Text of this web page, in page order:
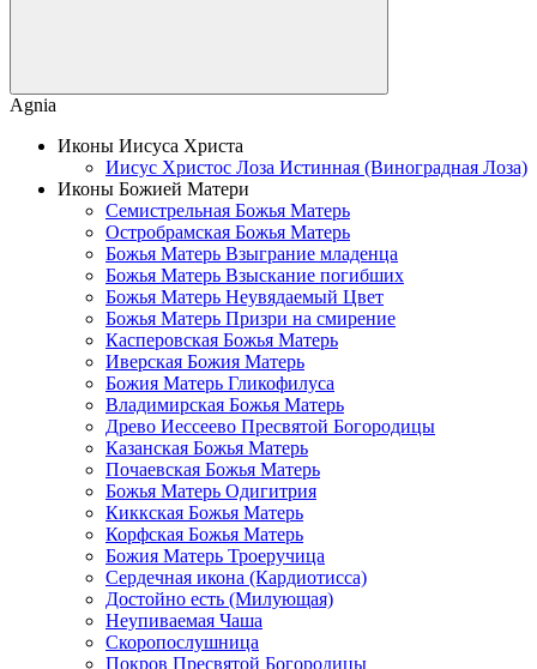
Agnia
Иконы Иисуса Христа
Иисус Христос Лоза Истинная (Виноградная Лоза)
Иконы Божией Матери
Семистрельная Божья Матерь
Остробрамская Божья Матерь
Божья Матерь Взыграние младенца
Божья Матерь Взыскание погибших
Божья Матерь Неувядаемый Цвет
Божья Матерь Призри на смирение
Касперовская Божья Матерь
Иверская Божия Матерь
Божия Матерь Гликофилуса
Владимирская Божья Матерь
Древо Иессеево Пресвятой Богородицы
Казанская Божья Матерь
Почаевская Божья Матерь
Божья Матерь Одигитрия
Киккская Божья Матерь
Корфская Божья Матерь
Божия Матерь Троеручица
Сердечная икона (Кардиотисса)
Достойно есть (Милующая)
Неупиваемая Чаша
Скоропослушница
Покров Пресвятой Богородицы